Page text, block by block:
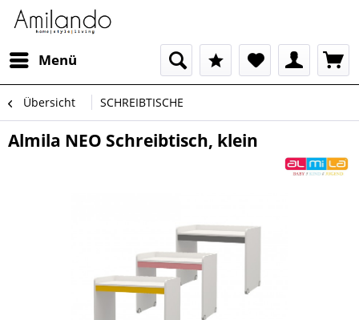
Menü
Übersicht SCHREIBTISCHE
Almila NEO Schreibtisch, klein